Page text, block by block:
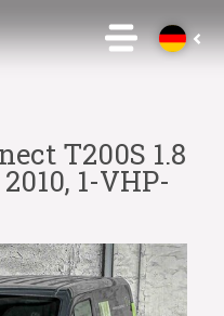
T200S 1.8
1-VHP-